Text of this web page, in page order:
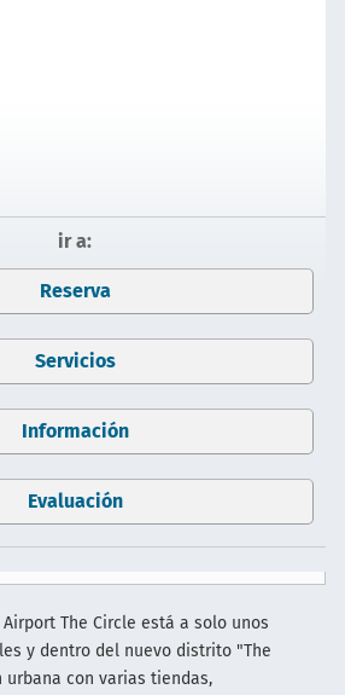
ir a:
Reserva
Servicios
Información
Evaluación
The Circle está a solo unos
y dentro del nuevo distrito "The
urbana con varias tiendas,